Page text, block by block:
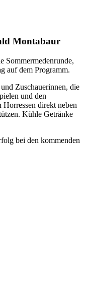
Montabaur
Sommermedenrunde,
auf dem Programm.
Zuschauerinnen, die
und den
direkt neben
Kühle Getränke
bei den kommenden